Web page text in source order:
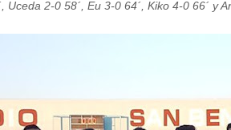
Uceda 2-0 58´, Eu 3-0 64´, Kiko 4-0 66´ y